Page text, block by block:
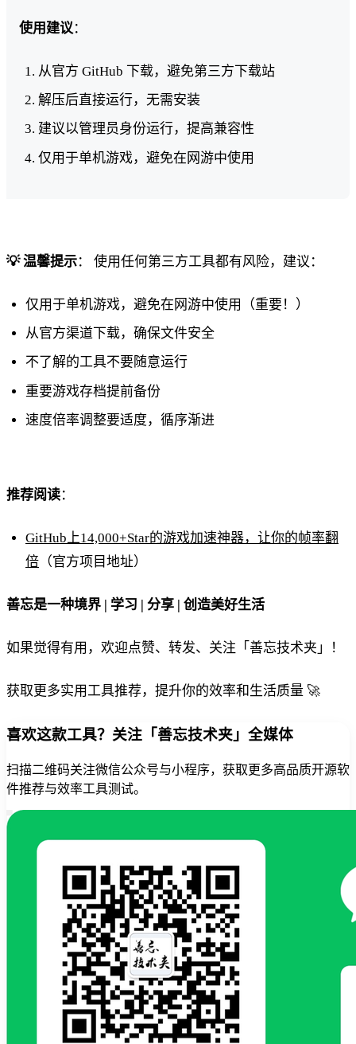
使用建议 ：
从官方 GitHub 下载，避免第三方下载站
解压后直接运行，无需安装
建议以管理员身份运行，提高兼容性
仅用于单机游戏，避免在网游中使用
💡 温馨提示： 使用任何第三方工具都有风险，建议：
仅用于单机游戏，避免在网游中使用（重要！）
从官方渠道下载，确保文件安全
不了解的工具不要随意运行
重要游戏存档提前备份
速度倍率调整要适度，循序渐进
推荐阅读：
GitHub上14,000+Star的游戏加速神器，让你的帧率翻
倍 （官方项目地址）
善忘是一种境界 | 学习 | 分享 | 创造美好生活
如果觉得有用，欢迎点赞、转发、关注「善忘技术夹」！
获取更多实用工具推荐，提升你的效率和生活质量 🚀
喜欢这款工具？关注「善忘技术夹」全媒体
扫描二维码关注微信公众号与小程序，获取更多高品质开源软
件推荐与效率工具测试。